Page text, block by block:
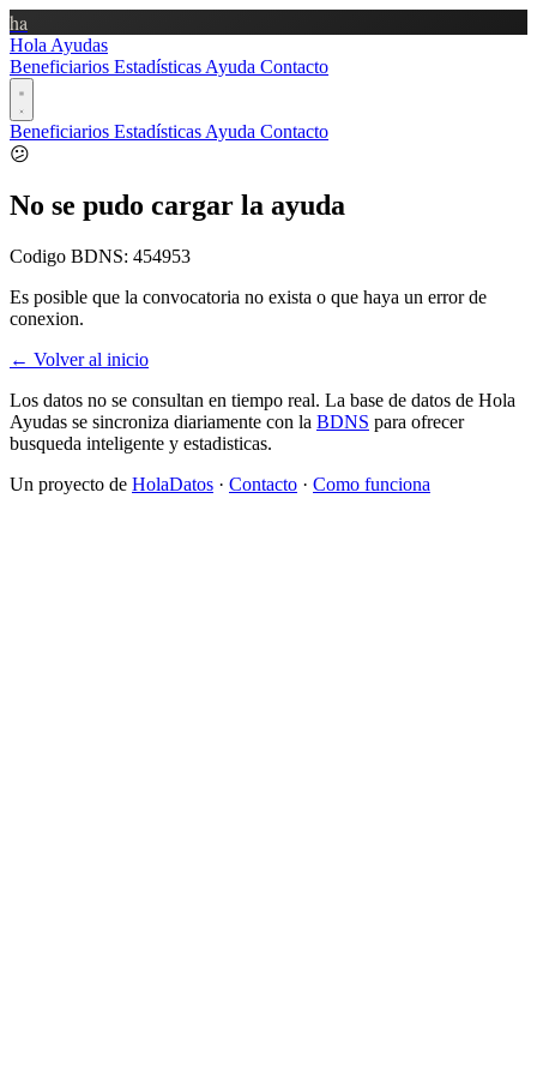
ha
Hola Ayudas
Beneficiarios Estadísticas Ayuda Contacto
Beneficiarios Estadísticas Ayuda Contacto
😕
No se pudo cargar la ayuda
Codigo BDNS: 454953
Es posible que la convocatoria no exista o que haya un error de
conexion.
← Volver al inicio
Los datos no se consultan en tiempo real. La base de datos de Hola
Ayudas se sincroniza diariamente con la BDNS para ofrecer
busqueda inteligente y estadisticas.
Un proyecto de HolaDatos · Contacto · Como funciona